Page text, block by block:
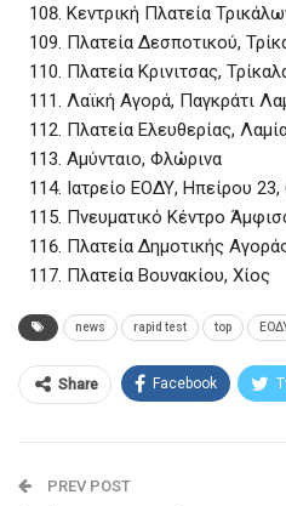
Κεντρική Πλατεία
Πλατεία Δεσποτικού,
Πλατεία Κρινιτσας,
Λαϊκή Αγορά, Παγκράτι
Πλατεία Ελευθερίας,
Αμύνταιο, Φλώρινα
Ιατρείο ΕΟΔΥ, Ηπείρου
Πνευματικό Κέντρο
Πλατεία Δημοτικής
Πλατεία Βουνακίου, Χίος
news rapid test top
Share Facebook
PREV POST